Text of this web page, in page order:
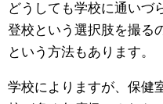
どうしても学校に通いづ
登校という選択肢を撮る
という方法もあります。
学校によりますが、保健